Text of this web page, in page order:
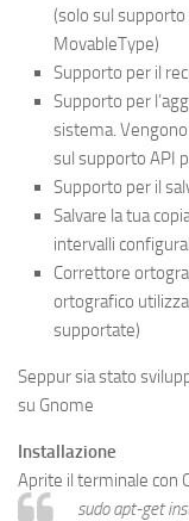
(solo sul supporto
MovableType)
Supporto per il
Supporto per
sistema.
sul supporto API
Supporto per il
Salvare la tua
intervalli
Correttore
ortografico
supportate)
Seppur sia stato
su Gnome
Installazione
Aprite il terminale con
sudo apt-get